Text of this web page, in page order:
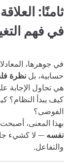
ثامنًا:
في فهم
في جوهرها،
حسابية، بل نظرة
هي تحاول الإجابة
كيف يبدأ النظام؟
الفوضى؟
بهذا المعنى،
نفسه — لا كشيء
والتفاعل.